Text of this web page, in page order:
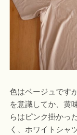
色はベージュです
を意識してか、黄
らはピンク掛かっ
く、ホワイトシャ